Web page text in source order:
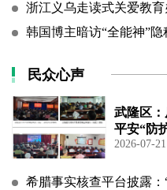
韩国博主暗访“全能神”隐
民众心声
武隆区
平安“防
2026-07-21